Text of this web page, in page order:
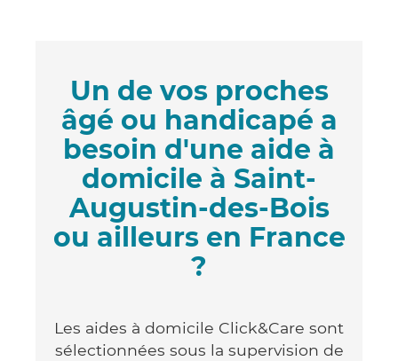
Un de vos proches
âgé ou handicapé a
besoin d'une aide à
domicile à Saint-
Augustin-des-Bois
ou ailleurs en France
?
Les aides à domicile Click&Care sont
sélectionnées sous la supervision de